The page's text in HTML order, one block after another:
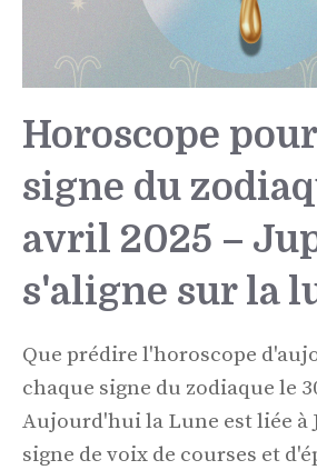
Horoscope
signe du
avril 2025 –
s'aligne sur la
Que prédire l'horoscope
chaque signe du zodiaque le
Aujourd'hui la Lune est liée à
signe de voix de courses et